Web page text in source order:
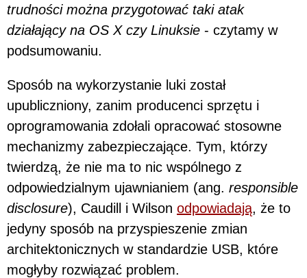
trudności można przygotować taki atak
działający na OS X czy Linuksie - czytamy w
podsumowaniu.
Sposób na wykorzystanie luki został
upubliczniony, zanim producenci sprzętu i
oprogramowania zdołali opracować stosowne
mechanizmy zabezpieczające. Tym, którzy
twierdzą, że nie ma to nic wspólnego z
odpowiedzialnym ujawnianiem (ang. responsible
disclosure), Caudill i Wilson odpowiadają, że to
jedyny sposób na przyspieszenie zmian
architektonicznych w standardzie USB, które
mogłyby rozwiązać problem.